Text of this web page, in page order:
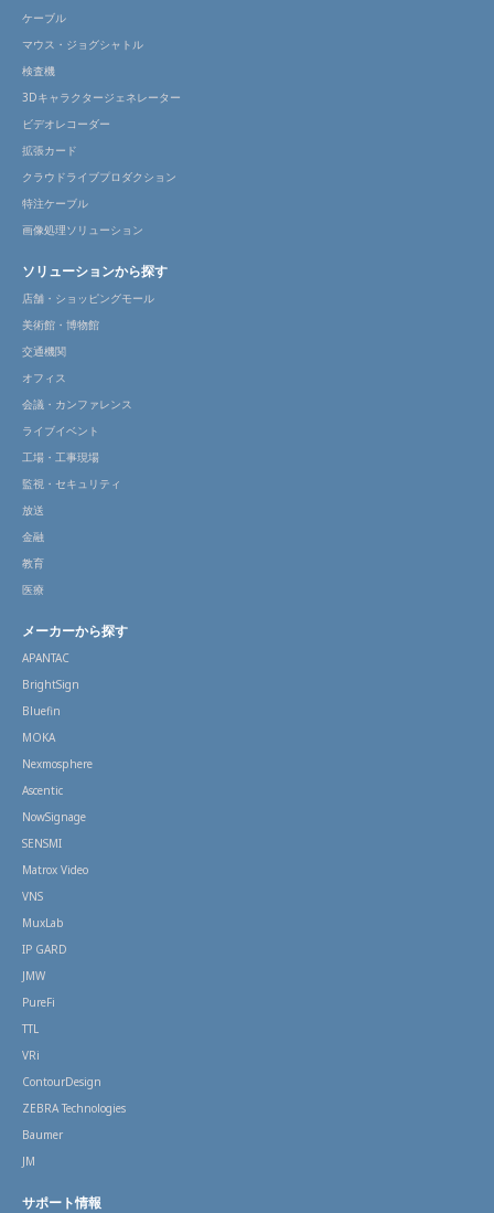
ケーブル
マウス・ジョグシャトル
検査機
3Dキャラクタージェネレーター
ビデオレコーダー
拡張カード
クラウドライブプロダクション
特注ケーブル
画像処理ソリューション
ソリューションから探す
店舗・ショッピングモール
美術館・博物館
交通機関
オフィス
会議・カンファレンス
ライブイベント
工場・工事現場
監視・セキュリティ
放送
金融
教育
医療
メーカーから探す
APANTAC
BrightSign
Bluefin
MOKA
Nexmosphere
Ascentic
NowSignage
SENSMI
Matrox Video
VNS
MuxLab
IP GARD
JMW
PureFi
TTL
VRi
ContourDesign
ZEBRA Technologies
Baumer
JM
サポート情報